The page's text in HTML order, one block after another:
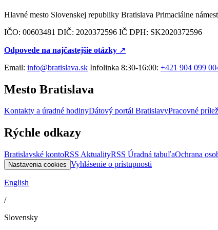
Hlavné mesto Slovenskej republiky Bratislava Primaciálne
IČO: 00603481 DIČ: 2020372596 IČ DPH: SK2020372596
Odpovede na najčastejšie otázky ↗︎
Email: info@bratislava.sk Infolinka 8:30-16:00: +421 904 099
Mesto Bratislava
Kontakty a úradné hodinyDátový portál BratislavyPracovné
Rýchle odkazy
Bratislavské kontoRSS AktualityRSS Úradná tabuľaOchrana
Nastavenia cookies Vyhlásenie o prístupnosti
English
/
Slovensky